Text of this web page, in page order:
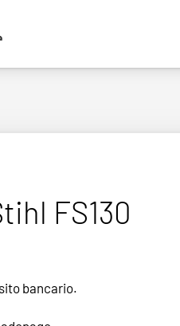
FS130
bancario.